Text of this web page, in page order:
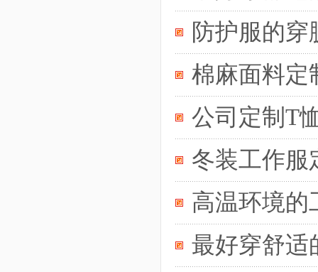
防护服的
棉麻面料定
公司定制T
冬装工作服
高温环境的
最好穿舒适